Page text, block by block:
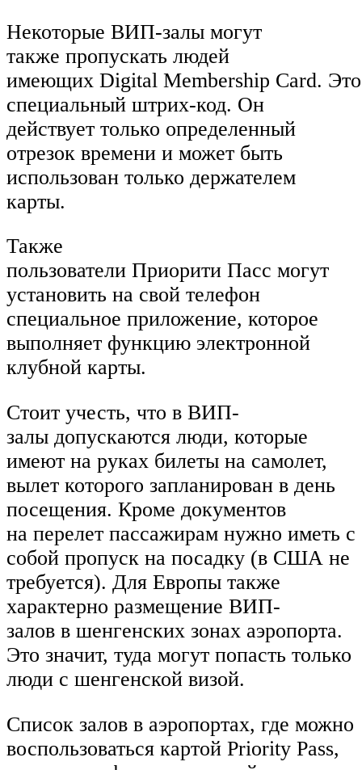
Некоторые ВИП-залы могут
также пропускать людей
имеющих Digital Membership Card. Это
специальный штрих-код. Он
действует только определенный
отрезок времени и может быть
использован только держателем
карты.
Также
пользователи Приорити Пасс могут
установить на свой телефон
специальное приложение, которое
выполняет функцию электронной
клубной карты.
Стоит учесть, что в ВИП-
залы допускаются люди, которые
имеют на руках билеты на самолет,
вылет которого запланирован в день
посещения. Кроме документов
на перелет пассажирам нужно иметь с
собой пропуск на посадку (в США не
требуется). Для Европы также
характерно размещение ВИП-
залов в шенгенских зонах аэропорта.
Это значит, туда могут попасть только
люди с шенгенской визой.
Список залов в аэропортах, где можно
воспользоваться картой Priority Pass,